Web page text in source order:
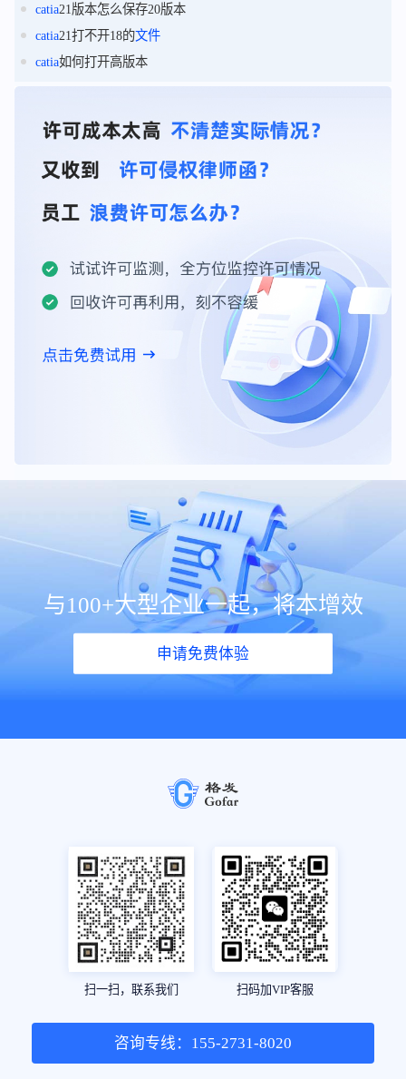
catia21版本怎么保存20版本
catia21打不开18的文件
catia如何打开高版本
与100+大型企业一起，将本增效
申请免费体验
扫一扫，联系我们 扫码加VIP客服
咨询专线：155-2731-8020